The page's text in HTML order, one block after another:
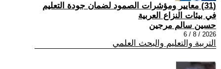
(31) معايير ومؤشرات الصمود لضمان جودة التعليم
في بيئات النزاع العربية
حسين سالم مرجين
2026 / 8 / 6
التربية والتعليم والبحث العلمي